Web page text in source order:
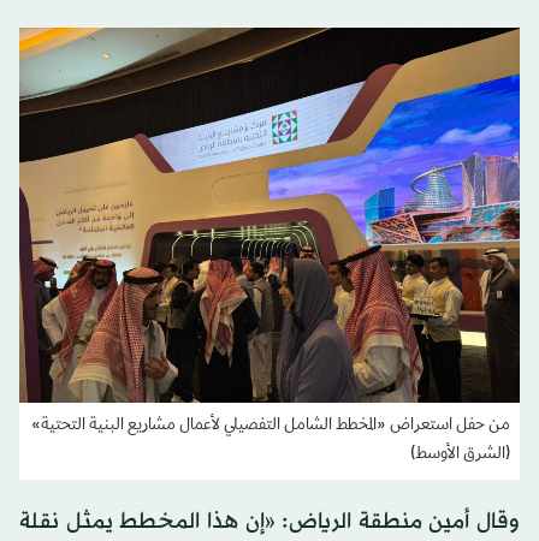
من حفل استعراض «المخطط الشامل التفصيلي لأعمال مشاريع البنية التحتية»
(الشرق الأوسط)
وقال أمين منطقة الرياض: «إن هذا المخطط يمثل نقلة